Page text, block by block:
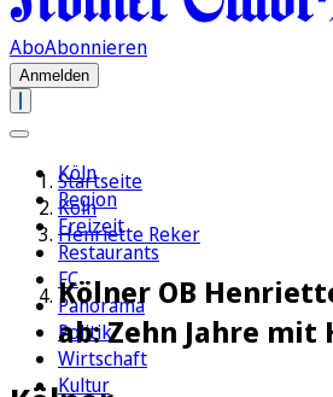
AboAbonnieren
Anmelden
Köln
Region
Freizeit
Restaurants
FC
Panorama
Politik
Wirtschaft
Kultur
Startseite
Köln
Henriette Reker
Kölner OB
ab: Zehn Jahre mit